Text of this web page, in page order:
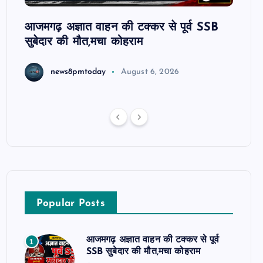
आजमगढ़ अज्ञात वाहन की टक्कर से पूर्व SSB
सुबेदार की मौत,मचा कोहराम
news8pmtoday August 6, 2026
Popular Posts
1
आजमगढ़ अज्ञात वाहन की टक्कर से पूर्व
SSB सुबेदार की मौत,मचा कोहराम